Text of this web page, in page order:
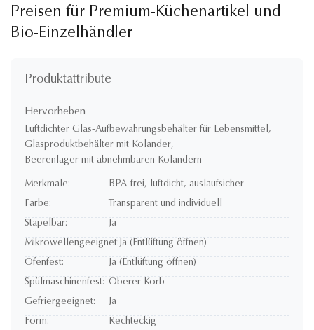
Preisen für Premium-Küchenartikel und
Bio-Einzelhändler
Produktattribute
Hervorheben
Luftdichter Glas-Aufbewahrungsbehälter für Lebensmittel,
Glasproduktbehälter mit Kolander,
Beerenlager mit abnehmbaren Kolandern
Merkmale:
BPA-frei, luftdicht, auslaufsicher
Farbe:
Transparent und individuell
Stapelbar:
Ja
Mikrowellengeeignet:Ja (Entlüftung öffnen)
Ofenfest:
Ja (Entlüftung öffnen)
Spülmaschinenfest: Oberer Korb
Gefriergeeignet:
Ja
Form:
Rechteckig